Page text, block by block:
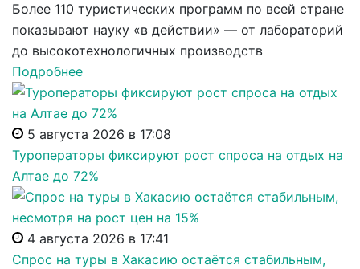
Более 110 туристических программ по всей стране
показывают науку «в действии» — от лабораторий
до высокотехнологичных производств
Подробнее
5 августа 2026 в 17:08
Туроператоры фиксируют рост спроса на отдых на
Алтае до 72%
4 августа 2026 в 17:41
Спрос на туры в Хакасию остаётся стабильным,